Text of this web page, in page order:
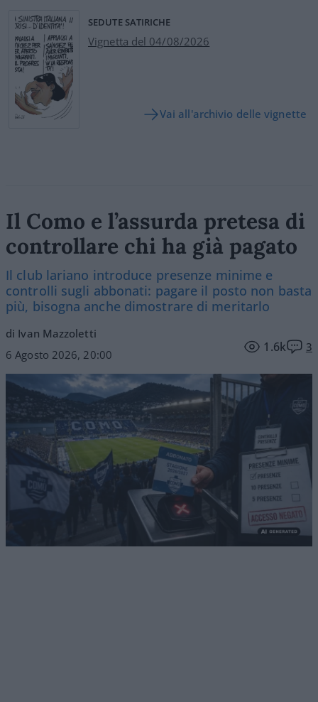
SEDUTE SATIRICHE
Vignetta del 04/08/2026
Vai all'archivio delle vignette
Il Como e l’assurda pretesa di
controllare chi ha già pagato
Il club lariano introduce presenze minime e
controlli sugli abbonati: pagare il posto non basta
più, bisogna anche dimostrare di meritarlo
di Ivan Mazzoletti
6 Agosto 2026, 20:00
1.6k 3